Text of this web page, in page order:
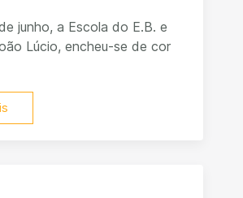
junho, a Escola do E.B. e
Lúcio, encheu-se de cor